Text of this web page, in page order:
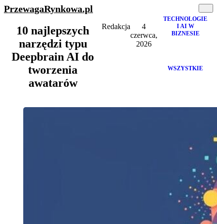
PrzewagaRynkowa.pl
10 najlepszych
narzędzi typu
Deepbrain AI do
tworzenia
awatarów
Redakcja
4
czerwca,
2026
TECHNOLOGIE
I AI W
BIZNESIE
WSZYSTKIE